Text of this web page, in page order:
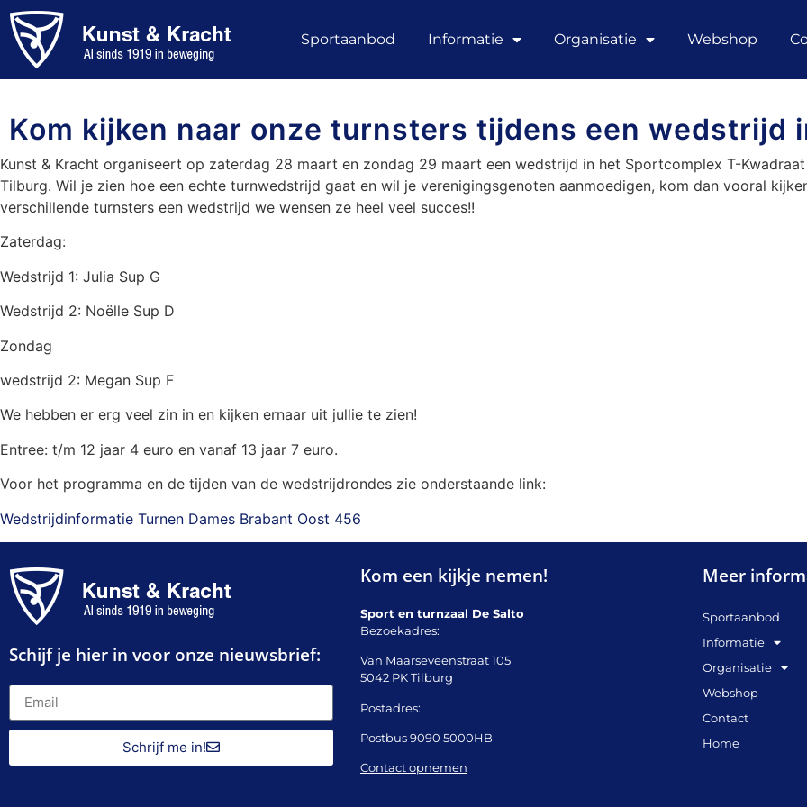
Sportaanbod Informatie Organisatie Webshop
Kom kijken naar onze turnsters tijdens een wedstrijd
Kunst & Kracht organiseert op zaterdag 28 maart en zondag 29 maart een wedstrijd in het Sportcomplex T-
Tilburg. Wil je zien hoe een echte turnwedstrijd gaat en wil je verenigingsgenoten aanmoedigen, kom dan vooral
verschillende turnsters een wedstrijd we wensen ze heel veel succes!!
Zaterdag:
Wedstrijd 1: Julia Sup G
Wedstrijd 2: Noëlle Sup D
Zondag
wedstrijd 2: Megan Sup F
We hebben er erg veel zin in en kijken ernaar uit jullie te zien!
Entree: t/m 12 jaar 4 euro en vanaf 13 jaar 7 euro.
Voor het programma en de tijden van de wedstrijdrondes zie onderstaande link:
Wedstrijdinformatie Turnen Dames Brabant Oost 456
Schijf je hier in voor onze nieuwsbrief:
Schrijf me in!
Kom een kijkje nemen!
Sport en turnzaal De Salto
Bezoekadres:
Van Maarseveenstraat 105
5042 PK Tilburg
Postadres:
Postbus 9090 5000HB
Contact opnemen
Meer
Sportaanbod
Informatie
Organisatie
Webshop
Contact
Home